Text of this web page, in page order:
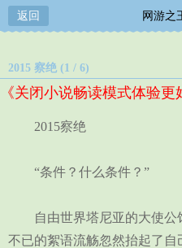
返回 网游之
2015 察绝 (1 / 6)
《关闭小说畅读模式体验更
2015察绝
“条件？什么条件？”
自由世界塔尼亚的大使公
不已的絮语流觞忽然抬起了